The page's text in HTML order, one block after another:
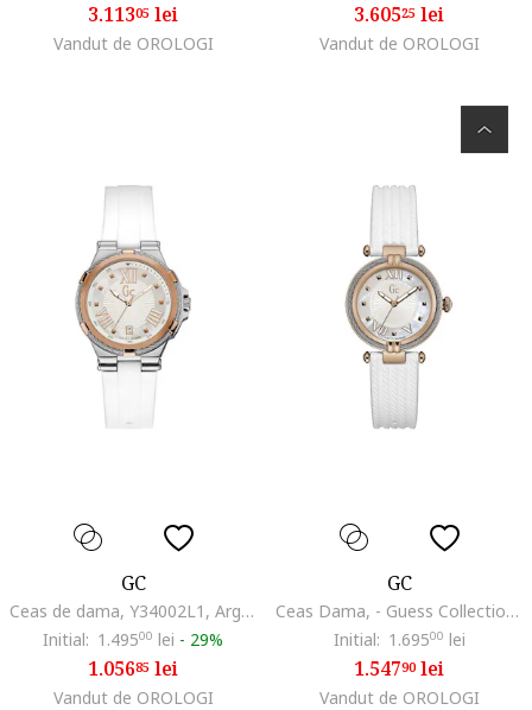
3.11305 lei
Vandut de OROLOGI
3.60525 lei
Vandut de OROLOGI
GC
Ceas de dama, Y34002L1, Argintiu
Initial: 1.49500 lei - 29%
1.05685 lei
Vandut de OROLOGI
GC
Ceas Dama, - Guess Collection, Gc CableChic 730770633, Alb
Initial: 1.69500 lei
1.54790lei
Vandut de OROLOGI